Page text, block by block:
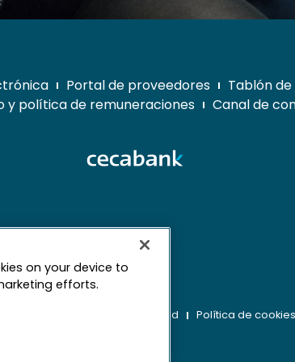
Portal de proveedores Tablón
y política de remuneraciones
Canal de
legal Derechos de privacidad Política de cookies
on your device to
efforts.